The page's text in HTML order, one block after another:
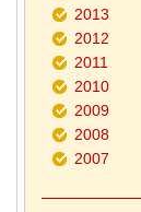
2013
2012
2011
2010
2009
2008
2007